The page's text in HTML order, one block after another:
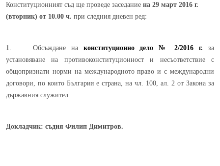
Конституционният съд ще проведе заседание на 29 март 2016 г.
(вторник) от 10.00 ч. при следния дневен ред:
1. Обсъждане на конституционно дело № 2/2016 г.
за
установяване на противоконституционност и несъответствие с
общопризнати норми на международното право и с международни
договори, по които България е страна, на чл. 100, ал. 2 от Закона за
държавния служител.
Докладчик: съдия Филип Димитров.